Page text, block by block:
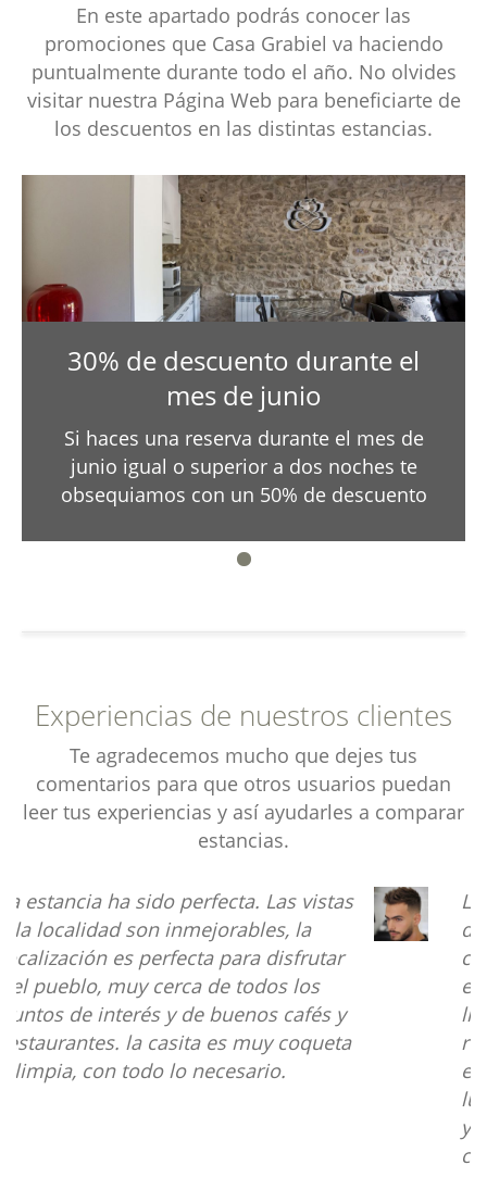
En este apartado podrás conocer las
promociones que Casa Grabiel va haciendo
puntualmente durante todo el año. No olvides
visitar nuestra Página Web para beneficiarte de
los descuentos en las distintas estancias.
30% de descuento durante el
mes de junio
Si haces una reserva durante el mes de
junio igual o superior a dos noches te
obsequiamos con un 50% de descuento
Experiencias de nuestros clientes
Te agradecemos mucho que dejes tus
comentarios para que otros usuarios puedan
leer tus experiencias y así ayudarles a comparar
estancias.
La comunicación con la propietaria
de la casa es muy eficaz, las fotos
corresponden totalmente con las
estancias. Está todo muy nuevo y muy
limpio, se nota que está recién
rehabilitado. Lo mejor es la ubicación,
es céntrica y tienes alrededor muchos